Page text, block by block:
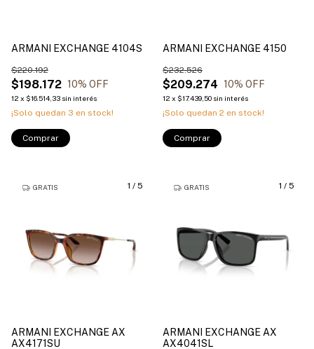
ARMANI EXCHANGE 4104S
$198.172
$220.192
10% OFF
12 x $16.514,33 sin interés
¡Solo quedan 3 en stock!
Comprar
ARMANI EXCHANGE 4150
$209.274
$232.526
10% OFF
12 x $17.439,50 sin interés
¡Solo quedan 2 en stock!
Comprar
1 / 5
GRATIS
ARMANI EXCHANGE AX
AX4171SU
1 / 5
GRATIS
ARMANI EXCHANGE AX
AX4041SL